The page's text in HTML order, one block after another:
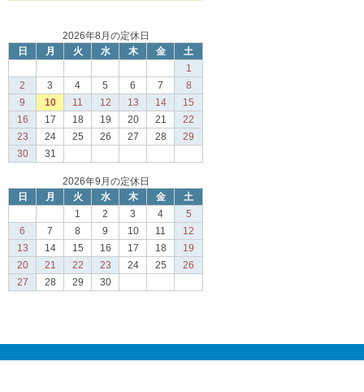
2026年8月の定休日
日
月 火 水 木 金
土
1
2
3 4 5 6 7
8
9
10 11 12 13 14
15
16
17 18 19 20 21
22
23
24 25 26 27 28
29
30
31
2026年9月の定休日
日
月 火 水 木 金
土
1
2 3 4
5
6
7 8 9 10 11
12
13
14 15 16 17 18
19
20
21 22 23 24 25
26
27
28 29 30